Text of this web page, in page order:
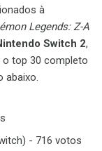
à
Legends: Z-A
Switch 2,
o top 30 completo
abaixo.
- 716 votos